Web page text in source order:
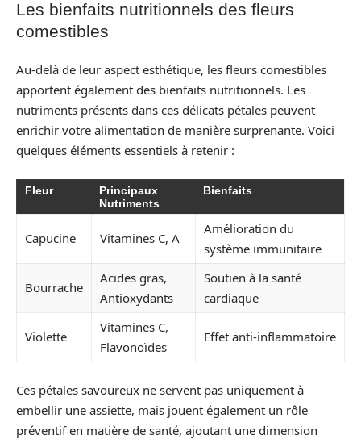
Les bienfaits nutritionnels des fleurs
comestibles
Au-delà de leur aspect esthétique, les fleurs comestibles
apportent également des bienfaits nutritionnels. Les
nutriments présents dans ces délicats pétales peuvent
enrichir votre alimentation de manière surprenante. Voici
quelques éléments essentiels à retenir :
Fleur
Principaux
Nutriments
Bienfaits
Capucine Vitamines C, A
Amélioration du
système immunitaire
Bourrache
Acides gras,
Antioxydants
Soutien à la santé
cardiaque
Violette
Vitamines C,
Flavonoïdes
Effet anti-inflammatoire
Ces pétales savoureux ne servent pas uniquement à
embellir une assiette, mais jouent également un rôle
préventif en matière de santé, ajoutant une dimension